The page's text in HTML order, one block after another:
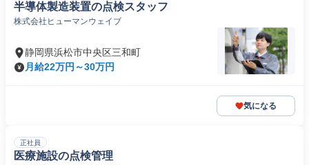
半導体製造装置の点検スタッフ
株式会社ヒューマンウェイブ
静岡県浜松市中央区三和町
月給22万円～30万円
気になる
正社員
医療施設の点検管理